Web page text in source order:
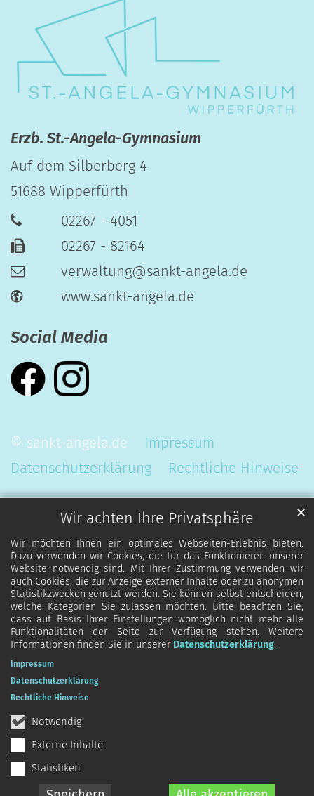
Wir achten Ihre Privatsphäre
Wir möchten Ihnen ein optimales Webseiten-Erlebnis bieten.
Dazu verwenden wir Cookies, die für das Funktionieren unserer
Website notwendig sind. Mit Ihrer Zustimmung verwenden wir
auch Cookies, die zur Anzeige externer Inhalte oder zu anonymen
Statistikzwecken genutzt werden. Sie können selbst entscheiden,
welche Kategorien Sie zulassen möchten. Bitte beachten Sie,
dass auf Basis Ihrer Einstellungen womöglich nicht mehr alle
Funktionalitäten der Seite zur Verfügung stehen. Weitere
Informationen finden Sie in unserer Datenschutzerklärung.
Notwendig
Externe Inhalte
Statistiken
✕
Impressum
Datenschutzerklärung
Rechtliche Hinweise
Erzb. St.-Angela-Gymnasium
Auf dem Silberberg 4
51688 Wipperfürth
02267 - 4051
02267 - 82164
verwaltung@sankt-angela.de
www.sankt-angela.de
Social Media
© sankt-angela.de
Impressum
Datenschutzerklärung
Rechtliche Hinweise